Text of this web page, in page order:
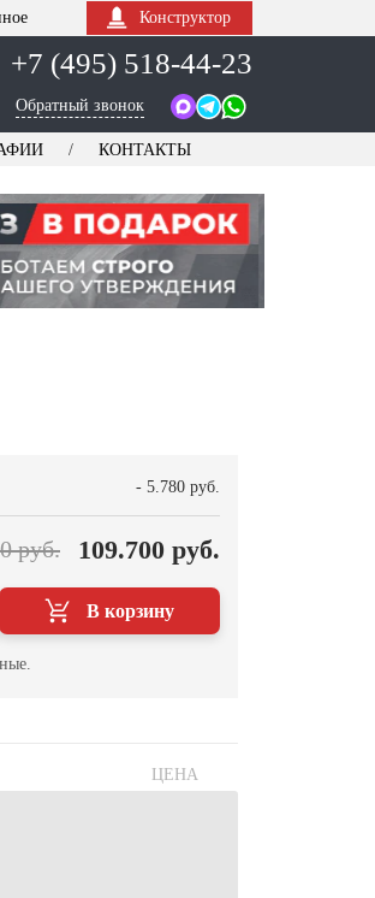
Конструктор
+7 (495) 518-44-23
Обратный звонок
КОНТАКТЫ
- 5.780 руб.
руб. 109.700 руб.
В корзину
ЦЕНА